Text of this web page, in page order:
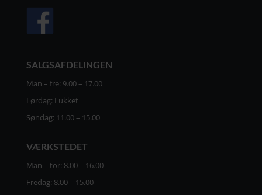
SALGSAFDELINGEN
Man – fre: 9.00 – 17.00
Lørdag: Lukket
Søndag: 11.00 – 15.00
VÆRKSTEDET
Man – tor: 8.00 – 16.00
Fredag: 8.00 – 15.00